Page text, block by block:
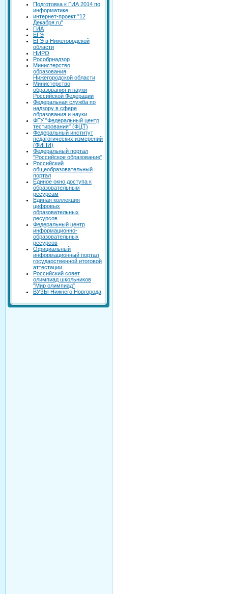
Подготовка к ГИА 2014 по
информатике
интернет-проект "12
Декабря.ru"
ГИА
ЕГЭ
ЕГЭ в Нижегородской
области
НИРО
Рособрнадзор
Министерство
образования
Нижегородской области
Министерство
образования и науки
Российской Федерации
Федеральная служба по
надзору в сфере
образования и науки
ФГУ "Федеральный центр
тестирования" (ФЦТ)
Федеральный институт
педагогических измерений
(ФИПИ)
Федеральный портал
"Российское образование"
Российский
общеобразовательный
портал
Единое окно доступа к
образовательным
ресурсам
Единая коллекция
цифровых
образовательных
ресурсов
Федеральный центр
информационно-
образовательных
ресурсов
Официальный
информационный портал
государственной итоговой
аттестации
Российский совет
олимпиад школьников
"Мир олимпиад"
ВУЗЫ Нижнего Новгорода